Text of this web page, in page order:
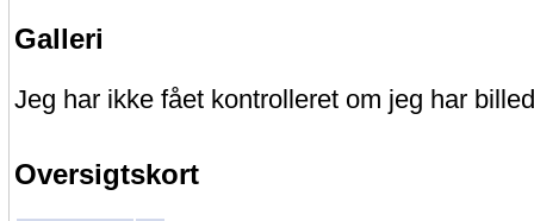
Galleri
Jeg har ikke fået kontrolleret om jeg har
Oversigtskort